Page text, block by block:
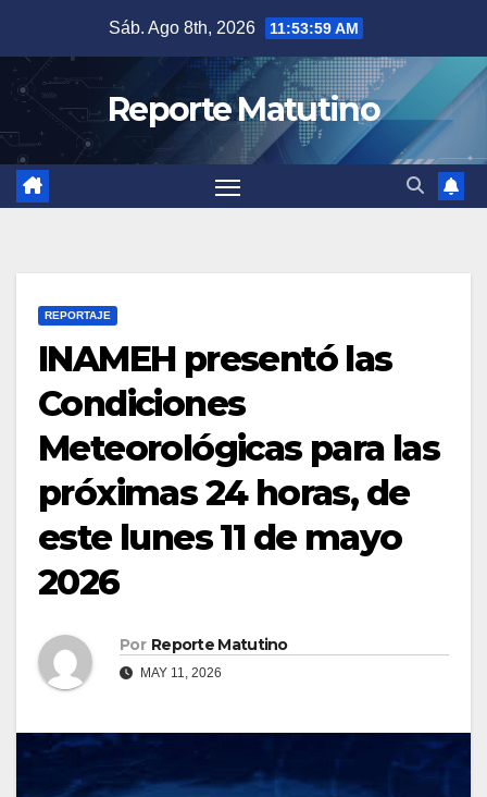
contenido
Sáb. Ago 8th, 2026 11:54:00 AM
Reporte Matutino
REPORTAJE
INAMEH presentó las
Condiciones
Meteorológicas para las
próximas 24 horas, de
este lunes 11 de mayo
2026
Por Reporte Matutino
MAY 11, 2026